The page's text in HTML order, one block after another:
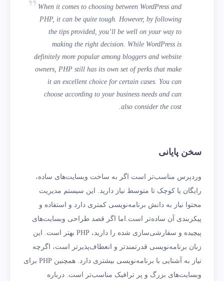
When it comes to choosing between WordPress and
PHP, it can be quite tough. However, by following
the tips provided, you’ll be well on your way to
making the right decision. While WordPress is
definitely more popular among bloggers and website
owners, PHP still has its own set of perks that make
it an excellent choice for certain cases. You can
choose according to your business needs and can
also consider the cost.
سخن پایانی
وردپرس مناسب‌تر است اگر به ساخت وبسایت‌های ساده،
رایگان یا کوچک تا متوسط نیاز دارید. این سیستم مدیریت
محتوا نیاز به دانش برنامه‌نویسی کمتری دارد و استفاده و
پیکربندی آن ساده‌تر است.اما اگر قصد طراحی وبسایت‌های
پیچیده و سفارشی‌سازی شده را دارید، PHP بهتر است. این
زبان برنامه‌نویسی قدرتمندتر و انعطاف‌پذیرتر است، اگرچه
نیاز به آشنایی با برنامه‌نویسی بیشتری دارد. همچنین PHP برای
وبسایت‌های بزرگ و پر ترافیک مناسب‌تر است. درباره